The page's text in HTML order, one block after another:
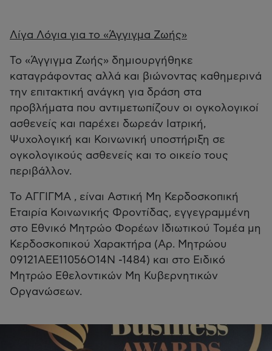
Λίγα Λόγια για το «Άγγιγμα Ζωής»
Το «Άγγιγμα Ζωής» δημιουργήθηκε
καταγράφοντας αλλά και βιώνοντας καθημερινά
την επιτακτική ανάγκη για δράση στα
προβλήματα που αντιμετωπίζουν οι ογκολογικοί
ασθενείς και παρέχει δωρεάν Ιατρική,
Ψυχολογική και Κοινωνική υποστήριξη σε
ογκολογικούς ασθενείς και το οικείο τους
περιβάλλον.
Το ΑΓΓΙΓΜΑ , είναι Αστική Μη Κερδοσκοπική
Εταιρία Κοινωνικής Φροντίδας, εγγεγραμμένη
στο Εθνικό Μητρώο Φορέων Ιδιωτικού Τομέα μη
Κερδοσκοπικού Χαρακτήρα (Αρ. Μητρώου
09121ΑΕΕ11056Ο14Ν -1484) και στο Ειδικό
Μητρώο Εθελοντικών Μη Κυβερνητικών
Οργανώσεων.